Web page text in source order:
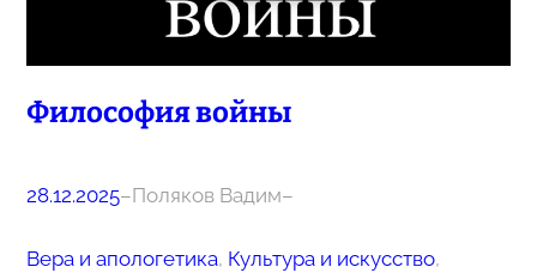
Философия войны
28.12.2025–Поляков Вадим–
Вера и апологетика, Культура и искусство